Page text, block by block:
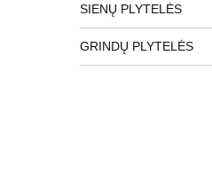
SIENŲ PLYTELĖS
GRINDŲ PLYTELĖS